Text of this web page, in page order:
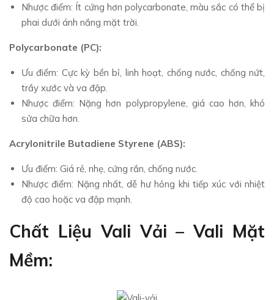
Nhược điểm: Ít cứng hơn polycarbonate, màu sắc có thể bị
phai dưới ánh nắng mặt trời.
Polycarbonate (PC):
Ưu điểm: Cực kỳ bền bỉ, linh hoạt, chống nước, chống nứt,
trầy xước và va đập.
Nhược điểm: Nặng hơn polypropylene, giá cao hơn, khó
sửa chữa hơn.
Acrylonitrile Butadiene Styrene (ABS):
Ưu điểm: Giá rẻ, nhẹ, cứng rắn, chống nước.
Nhược điểm: Nặng nhất, dễ hư hỏng khi tiếp xúc với nhiệt
độ cao hoặc va đập mạnh.
Chất Liệu Vali Vải – Vali Mặt
Mềm: